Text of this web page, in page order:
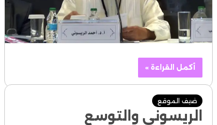
أكمل القراءة »
ضيف الموقع
الريسوني والتوسع